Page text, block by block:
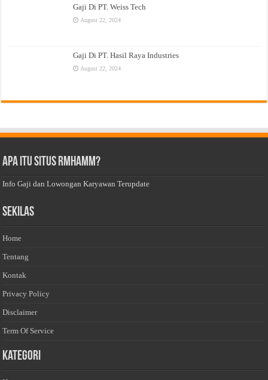
Gaji Di PT. Weiss Tech
August 22, 2024
Gaji Di PT. Hasil Raya Industries
August 22, 2024
Apa Itu Situs Rmhamm?
Info Gaji dan Lowongan Karyawan Terupdate
Sekilas
Home
Tentang
Kontak
Privacy Policy
Disclaimer
Term Of Service
Kategori